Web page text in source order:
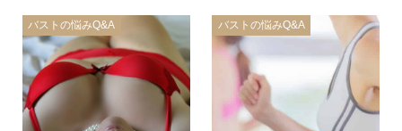
バストの悩みQ&A バストの悩みQ&A